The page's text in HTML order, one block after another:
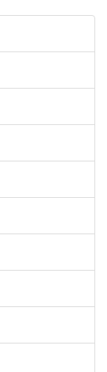
маршрута,
борту.
Это
спокойный